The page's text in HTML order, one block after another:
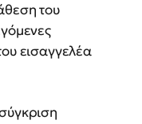
του
εισαγγελέα